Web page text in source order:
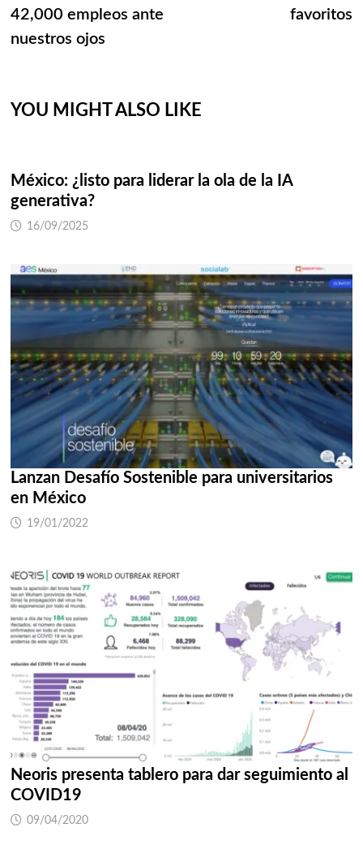
42,000 empleos ante
nuestros ojos
favoritos
YOU MIGHT ALSO LIKE
México: ¿listo para liderar la ola de la IA
generativa?
16/09/2025
Lanzan Desafío Sostenible para universitarios
en México
19/01/2022
Neoris presenta tablero para dar seguimiento al
COVID19
09/04/2020